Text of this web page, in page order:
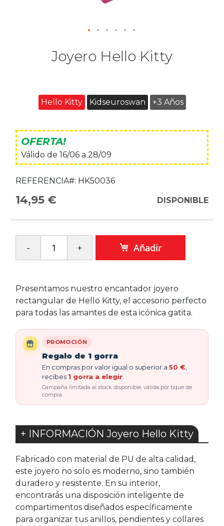
Joyero Hello Kitty
Hello Kitty Kidseuroswan +3 Años
OFERTA!
Válido de 16/06 a 28/09
REFERENCIA#: HK50036
14,95 € DISPONIBLE
Añadir
Presentamos nuestro encantador joyero
rectangular de Hello Kitty, el accesorio perfecto
para todas las amantes de esta icónica gatita.
PROMOCIÓN
Regalo de 1 gorra
En compras por valor igual o superior a 50 €
recibes 1 gorra a elegir
Campaña limitada al stock disponible, válida por tique de
compra.
+ INFORMACIÓN Joyero Hello Kitty
Fabricado con material de PU de alta calidad,
este joyero no solo es moderno, sino también
duradero y resistente. En su interior,
encontrarás una disposición inteligente de
compartimentos diseñados específicamente
para organizar tus anillos, pendientes y collares